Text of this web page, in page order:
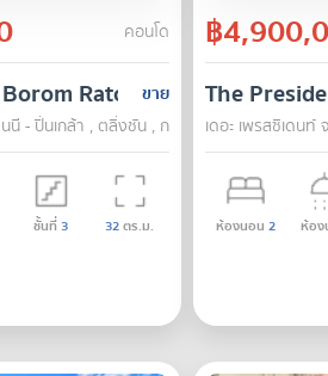
คอนโด
ขาย
Ratchachonni - Pinklao
- ปิ่นเกล้า , ตลิ่งชัน , กรุงเทพ
ชั้นที่3 32ตร.ม.
฿
The
เดอะ เพรสซิเดน
ห้องนอน 2 ห้อง